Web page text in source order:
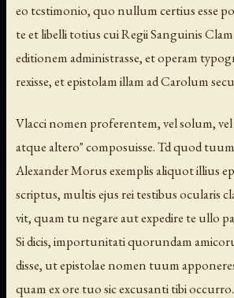
eo tcstimonio, quo nullum certius esse
te et libelli totius cui Regii Sanguinis
editionem administrasse, et operam
rexisse, et epistolam illam ad Carolum
Vlacci nomen proferentem, vel solum,
atque altero" composuisse. Td quod
Alexander Morus exemplis aliquot illius
scriptus, multis ejus rei testibus ocularis
vit, quam tu negare aut expedire te ullo
Si dicis, importunitati quorundam
disse, ut epistolae nomen tuum
quam ex ore tuo sic excusanti tibi